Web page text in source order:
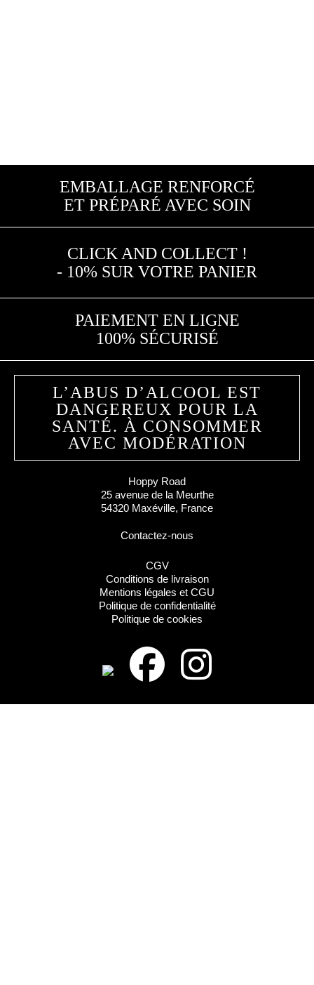
EMBALLAGE RENFORCÉ
ET PRÉPARÉ AVEC SOIN
CLICK AND COLLECT !
- 10% SUR VOTRE PANIER
PAIEMENT EN LIGNE
100% SÉCURISÉ
L’ABUS D’ALCOOL EST
DANGEREUX POUR LA
SANTÉ. À CONSOMMER
AVEC MODÉRATION
Hoppy Road
25 avenue de la Meurthe
54320 Maxéville, France
Contactez-nous
CGV
Conditions de livraison
Mentions légales et CGU
Politique de confidentialité
Politique de cookies